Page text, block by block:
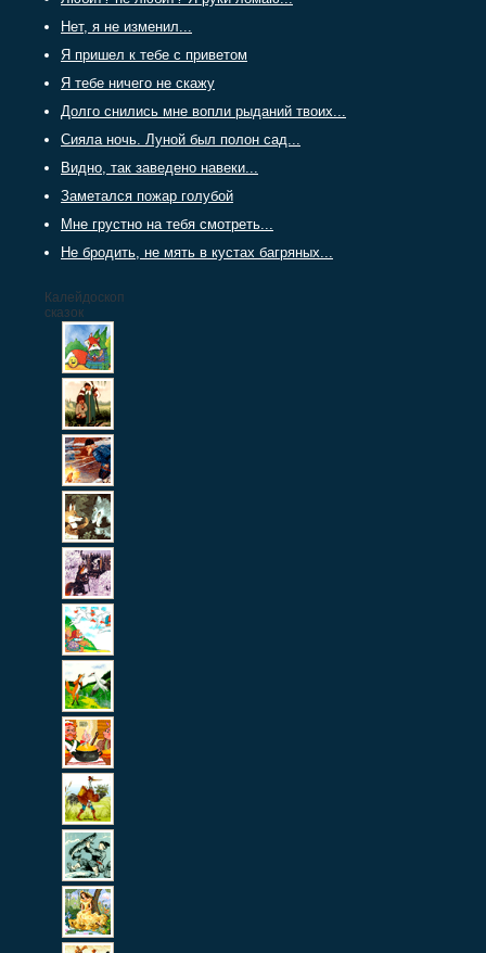
Нет, я не изменил...
Я пришел к тебе с приветом
Я тебе ничего не скажу
Долго снились мне вопли рыданий твоих...
Сияла ночь. Луной был полон сад...
Видно, так заведено навеки...
Заметался пожар голубой
Мне грустно на тебя смотреть...
Не бродить, не мять в кустах багряных...
Калейдоскоп
сказок